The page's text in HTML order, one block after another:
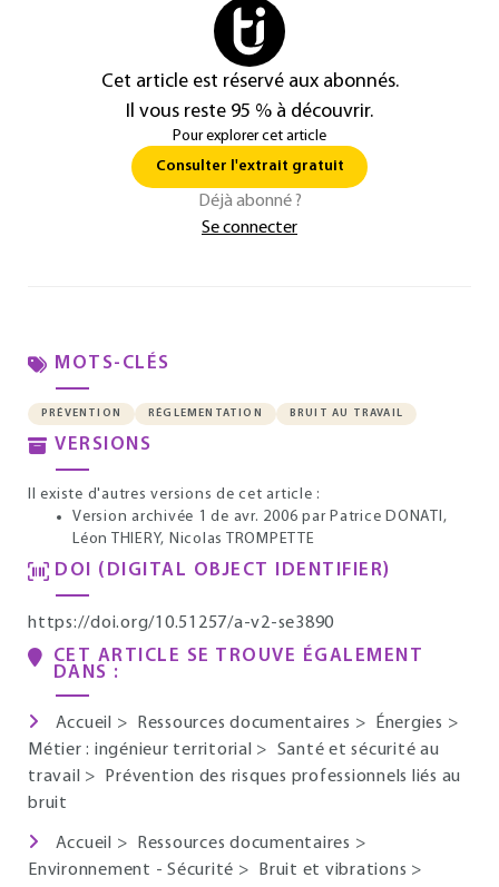
Cet article est réservé aux abonnés.
Il vous reste 95 % à découvrir.
Pour explorer cet article
Consulter l'extrait gratuit
Déjà abonné ?
Se connecter
MOTS-CLÉS
PRÉVENTION RÉGLEMENTATION BRUIT AU TRAVAIL
VERSIONS
Il existe d'autres versions de cet article :
Version archivée 1 de avr. 2006 par Patrice DONATI,
Léon THIERY, Nicolas TROMPETTE
DOI (DIGITAL OBJECT IDENTIFIER)
https://doi.org/10.51257/a-v2-se3890
CET ARTICLE SE TROUVE ÉGALEMENT
DANS :
Accueil > Ressources documentaires > Énergies >
Métier : ingénieur territorial > Santé et sécurité au
travail >
Prévention des risques professionnels liés au
bruit
Accueil > Ressources documentaires >
Environnement - Sécurité > Bruit et vibrations >